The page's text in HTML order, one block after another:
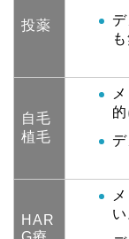
投薬
自毛
植毛
HAR
い